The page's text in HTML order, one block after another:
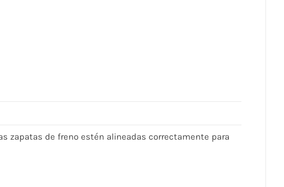
zapatas de freno estén alineadas correctamente para